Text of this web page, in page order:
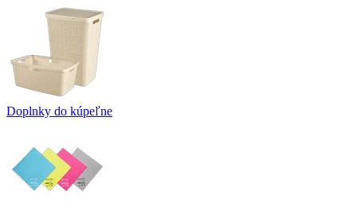
Doplnky do kúpeľne